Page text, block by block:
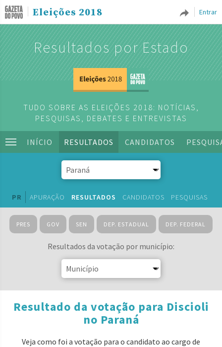
Entrar
Eleições 2018
Resultados por Estado
TUDO SOBRE AS ELEIÇÕES 2018: NOTÍCIAS,
PESQUISAS, DEBATES E ENTREVISTAS
INÍCIO RESULTADOS CANDIDATOS
PR APURAÇÃO RESULTADOS CANDIDATOS PESQUISAS
PRES GOV SEN DEP. ESTADUAL DEP. FEDERAL
Resultados da votação por município:
Resultado da votação para Discioli
no Paraná
Veja como foi a votação para o candidato ao cargo de